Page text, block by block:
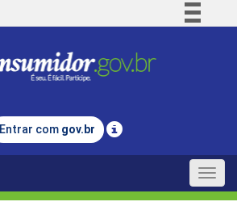
Comunica BR
Legislação
Entrar com gov.br
Toggle